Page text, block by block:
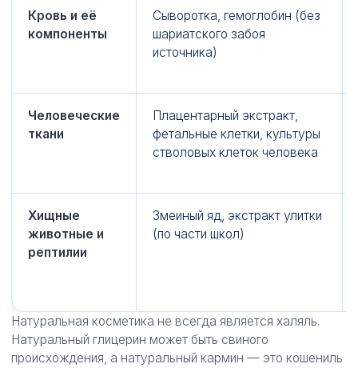
Кровь и её
компоненты
Сыворотка, гемоглобин (без
шариатского забоя
источника)
Человеческие
ткани
Плацентарный экстракт,
фетальные клетки, культуры
стволовых клеток человека
Хищные
животные и
рептилии
Змеиный яд, экстракт улитки
(по части школ)
Натуральная косметика не всегда является халяль.
Натуральный глицерин может быть свиного
происхождения, а натуральный кармин — это кошениль